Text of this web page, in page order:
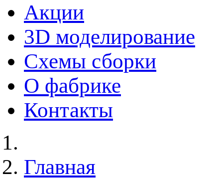
Акции
3D моделирование
Схемы сборки
О фабрике
Контакты
Главная